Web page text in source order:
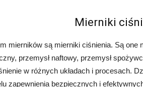
Mierniki
mierników są mierniki ciśnienia. Są one
przemysł naftowy, przemysł
w różnych układach i procesach.
zapewnienia bezpiecznych i